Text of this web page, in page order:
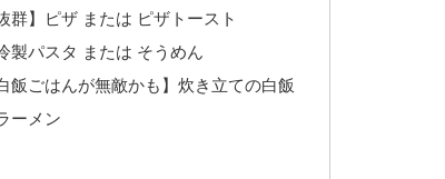
群】ピザ または ピザトースト
製パスタ または そうめん
飯ごはんが無敵かも】炊き立ての白飯
ーメン